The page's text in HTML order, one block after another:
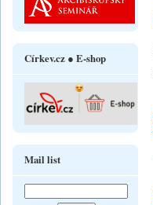
Církev.cz ● E-shop
Mail list